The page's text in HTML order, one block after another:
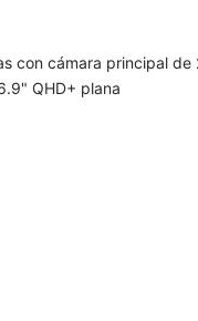
con cámara principal
QHD+ plana